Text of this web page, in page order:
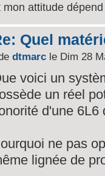
mon attitude
Quel
dtmarc le Dim 28
voici un
un réel
d'une 6L6
ne pas
lignée de